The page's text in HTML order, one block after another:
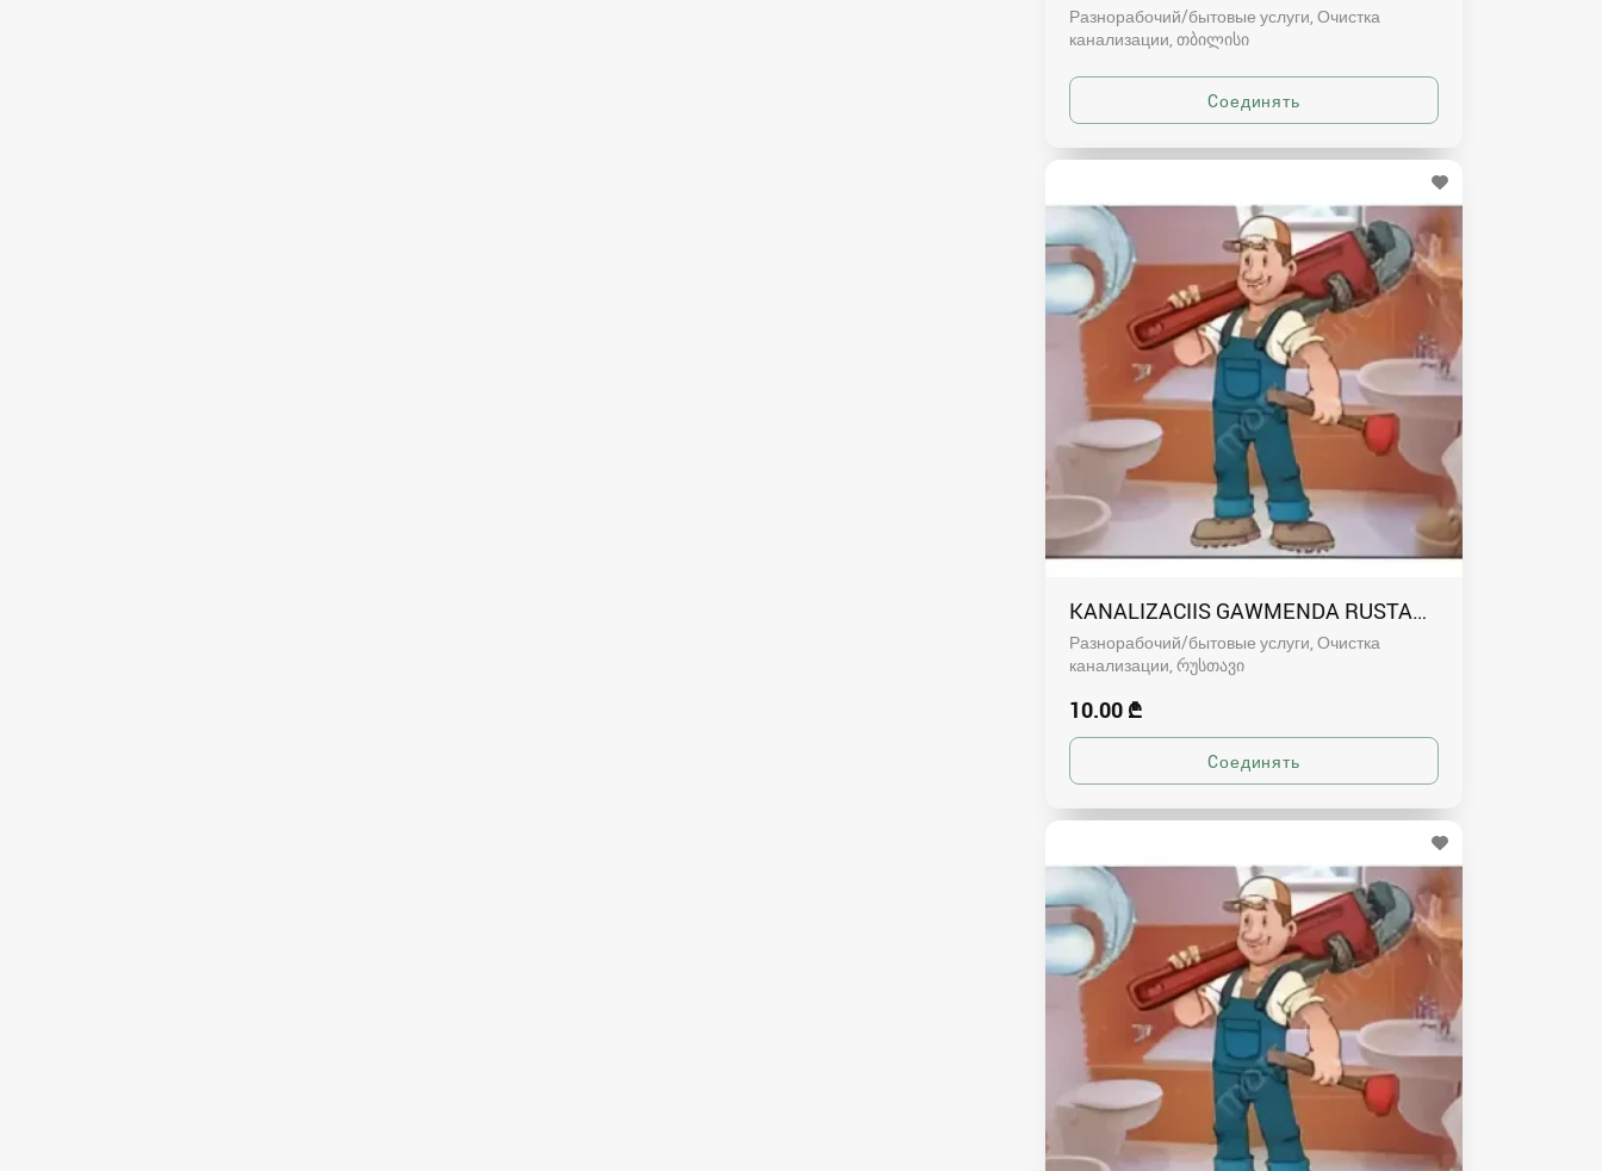
Разнорабочий/бытовые услуги, Очистка
канализации თბილისი
KANALIZACIIS GAWMENDA RUSTAVSHI - 591004680
Разнорабочий/бытовые услуги, Очистка
канализации რუსთავი
10.00 ₾